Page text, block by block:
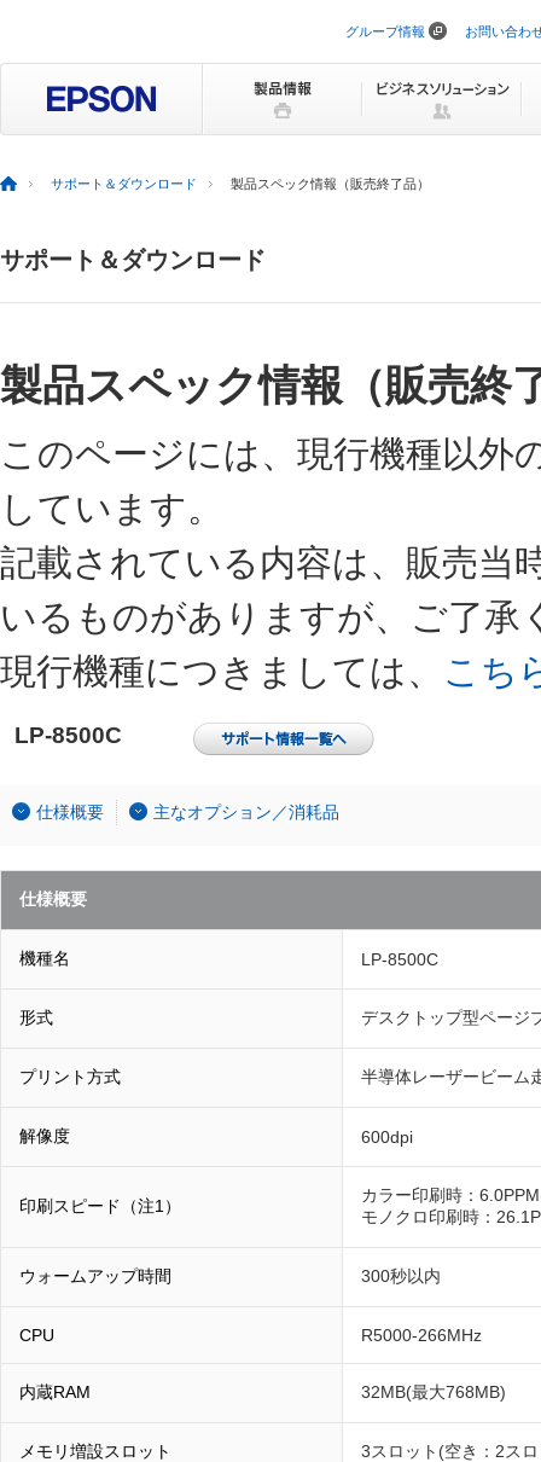
ビ
ョ
を
ス
グループ情報 お問い合わ
サポート＆ダウンロード 製品スペック情報（販売終了品）
サポート＆ダウンロード
製品スペック情報（販売終
このページには、現行機種以外
しています。
記載されている内容は、販売当
いるものがありますが、ご了承
現行機種につきましては、 こち
LP-8500C
仕様概要 主なオプション／消耗品
仕様概要
機種名 LP-8500C
形式 デスクトップ型ページ
プリント方式 半導体レーザービーム
解像度 600dpi
印刷スピード（注1）
カラー印刷時：
モノクロ印刷時：
ウォームアップ時間 300秒以内
CPU R5000-266MHz
内蔵RAM 32MB(最大768MB)
メモリ増設スロット 3スロット(空き：2ス